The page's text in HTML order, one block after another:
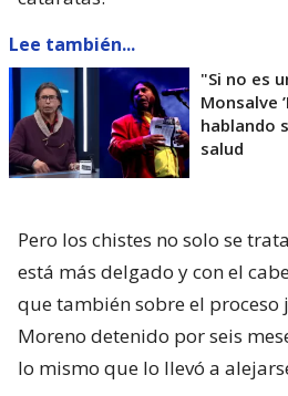
Lee también...
"Si no es
Monsalve
hablando
salud
Pero los chistes no solo se
está más delgado y con el
que también sobre el
Moreno detenido por seis
lo mismo que lo llevó a